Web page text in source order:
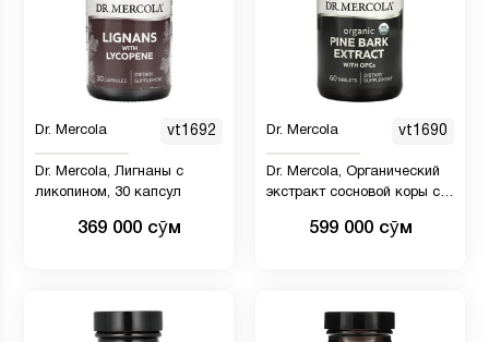
Dr. Mercola vt1692
Dr. Mercola, Лигнаны с
ликопином, 30 капсул
369 000 сӯм
Dr. Mercola vt1690
Dr. Mercola, Органический
экстракт сосновой коры с
599 000 сӯм